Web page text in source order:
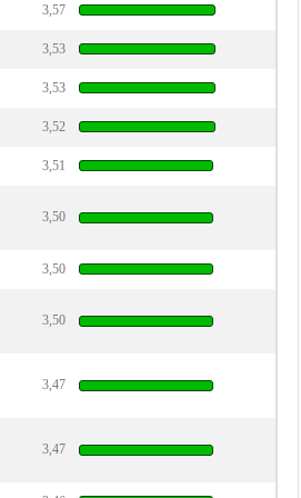
3,57
3,53
3,53
3,52
3,51
3,50
3,50
3,50
3,47
3,47